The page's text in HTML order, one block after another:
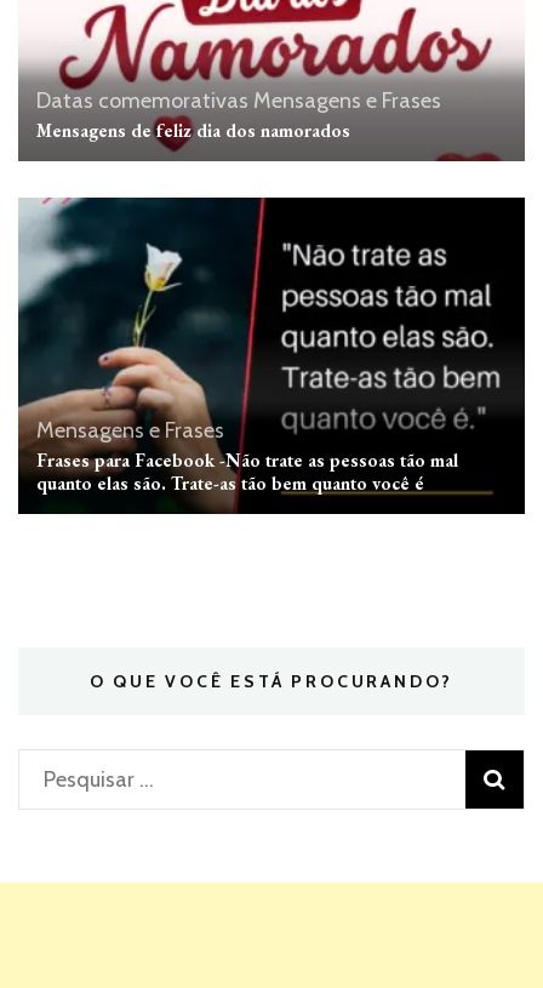
Datas comemorativas Mensagens e Frases
Mensagens de feliz dia dos namorados
Mensagens e Frases
Frases para Facebook -Não trate as pessoas tão mal
quanto elas são. Trate-as tão bem quanto você é
O QUE VOCÊ ESTÁ PROCURANDO?
Pesquisar
por: